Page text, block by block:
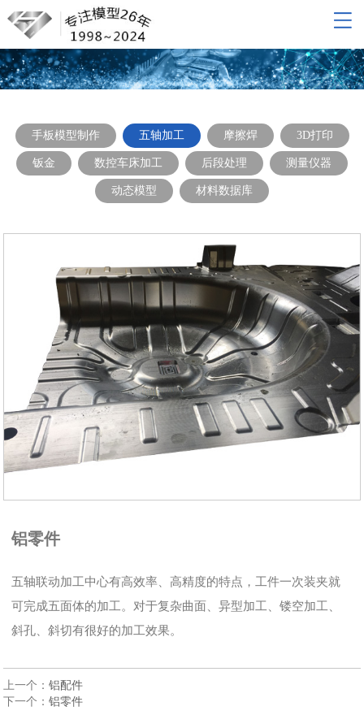
网站导航
网站首页
关于我们
新闻动态
联系我们
手板模型制作 五轴加工 摩擦焊 3D打印
钣金 数控车床加工 后段处理 测量仪器
动态模型 材料数据库
铝零件
五轴联动加工中心有高效率、高精度的特点，工件一次装夹就
可完成五面体的加工。对于复杂曲面、异型加工、镂空加工、
斜孔、斜切有很好的加工效果。
上一个：铝配件
下一个：铝零件